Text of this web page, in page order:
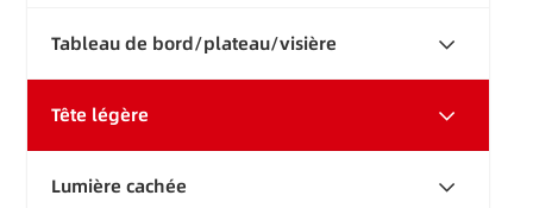
Tableau de bord/plateau/visière
Tête légère
Lumière cachée